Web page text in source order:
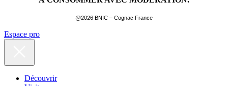
@2026 BNIC – Cognac France
Espace pro
Découvrir